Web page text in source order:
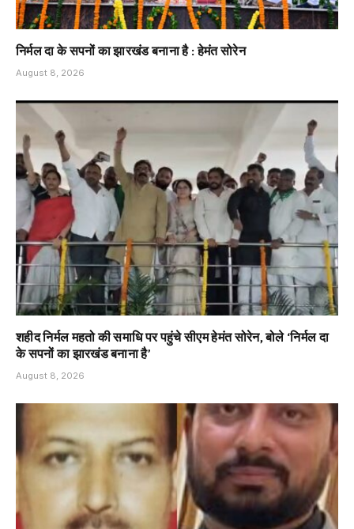
निर्मल दा के सपनों का झारखंड बनाना है : हेमंत सोरेन
August 8, 2026
शहीद निर्मल महतो की समाधि पर पहुंचे सीएम हेमंत सोरेन, बोले ‘निर्मल दा
के सपनों का झारखंड बनाना है’
August 8, 2026